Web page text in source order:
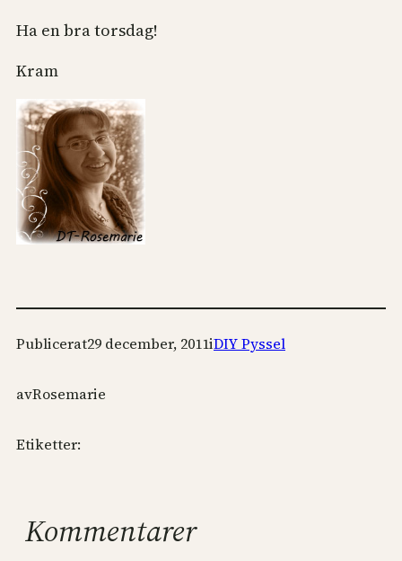
Ha en bra torsdag!
Kram
Publicerat29 december, 2011iDIY Pyssel
avRosemarie
Etiketter:
Kommentarer